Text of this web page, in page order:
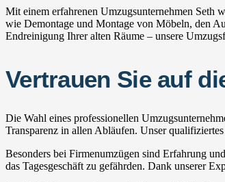
Mit einem erfahrenen Umzugsunternehmen Seth
wie Demontage und Montage von Möbeln, den
Endreinigung Ihrer alten Räume – unsere
Vertrauen Sie auf
Die Wahl eines professionellen
Transparenz in allen Abläufen. Unser
Besonders bei Firmenumzügen sind Erfahrung
das Tagesgeschäft zu gefährden. Dank unserer